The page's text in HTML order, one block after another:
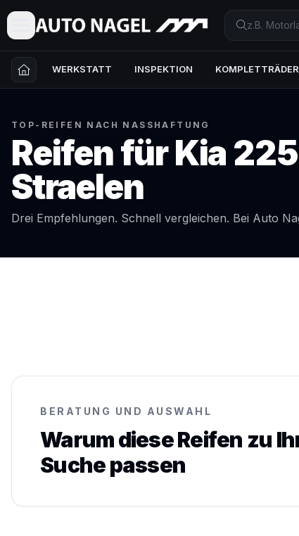
WERKSTATT INSPEKTION KOMPLETTRÄDER
TOP-REIFEN NACH NASSHAFTUNG
Reifen fürKia
Straelen
Drei Empfehlungen. Schnell vergleichen. Bei Auto
BERATUNG UND AUSWAHL
Warum diese Reifen zu
Suche passen